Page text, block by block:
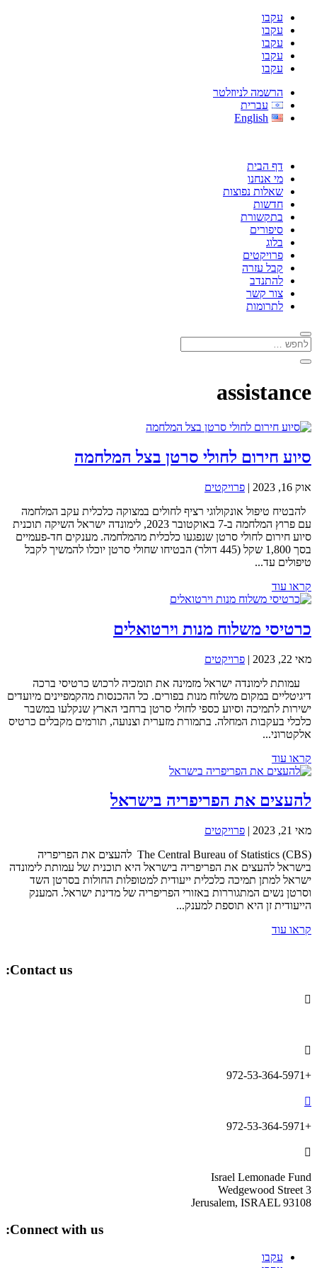
עקבו
עקבו
עקבו
עקבו
עקבו
הרשמה לניוזלטר
עברית
English
דף הבית
מי אנחנו
שאלות נפוצות
חדשות
בתקשורת
סיפורים
בלוג
פרויקטים
קבל עזרה
להתנדב
צור קשר
לתרומות
assistance
סיוע חירום לחולי סרטן בצל המלחמה
אוק 16, 2023 | פרויקטים
להבטיח טיפול אונקולוגי רציף לחולים במצוקה כלכלית עקב המלחמה
עם פרוץ המלחמה ב-7 באוקטובר 2023, לימונדה ישראל השיקה תוכנית
סיוע חירום לחולי סרטן שנפגעו כלכלית מהמלחמה. מענקים חד-פעמיים
בסך 1,800 שקל (445 דולר) הבטיחו שחולי סרטן יוכלו להמשיך לקבל
טיפולים עד...
קראו עוד
כרטיסי משלוח מנות וירטואלים
מאי 22, 2023 | פרויקטים
עמותת לימונדה ישראל מזמינה את תומכיה לרכוש כרטיסי ברכה
דיגיטליים במקום משלוח מנות בפורים. כל ההכנסות מהקמפיינים מיועדים
ישירות לתמיכה וסיוע כספי לחולי סרטן ברחבי הארץ שנקלעו במשבר
כלכלי בעקבות המחלה. בתמורת מזערית וצנועה, תורמים מקבלים כרטיס
אלקטרוני...
קראו עוד
להעצים את הפריפריה בישראל
מאי 21, 2023 | פרויקטים
The Central Bureau of Statistics (CBS) להעצים את הפריפריה
בישראל להעצים את הפריפריה בישראל היא תוכנית של עמותת לימונדה
ישראל למתן תמיכה כלכלית ייעודית למטופלות החולות בסרטן השד
וסרטן נשים המתגוררות באזורי הפריפריה של מדינת ישראל. המענק
הייעודית זן היא תוספת למענק...
קראו עוד
Contact us:


+972-53-364-5971

+972-53-364-5971

Israel Lemonade Fund
3 Wedgewood Street
Jerusalem, ISRAEL 93108
Connect with us:
עקבו